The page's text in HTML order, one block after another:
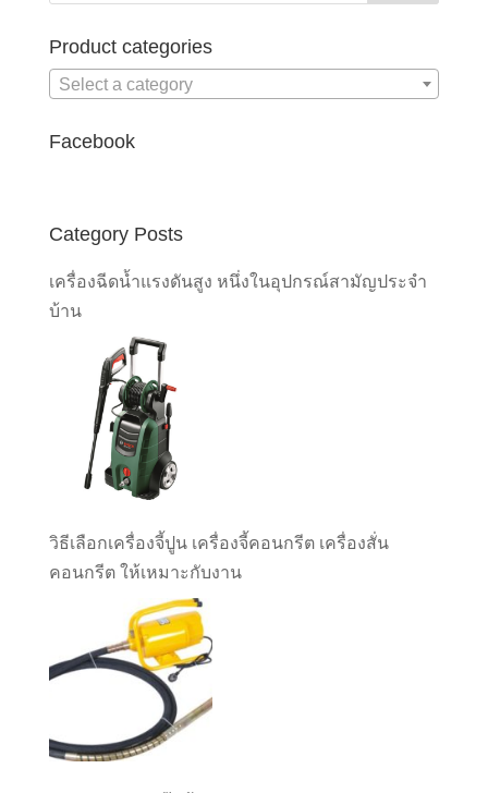
Product categories
Select a category
Facebook
Category Posts
เครื่องฉีดน้ำแรงดันสูง หนึ่งในอุปกรณ์สามัญประจำ
บ้าน
วิธีเลือกเครื่องจี้ปูน เครื่องจี้คอนกรีต เครื่องสั่น
คอนกรีต ให้เหมาะกับงาน